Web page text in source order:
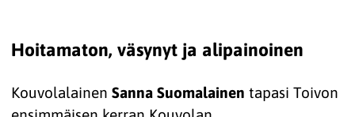
Hoitamaton, väsynyt ja alipainoinen
Kouvolalainen Sanna Suomalainen tapasi Toivon